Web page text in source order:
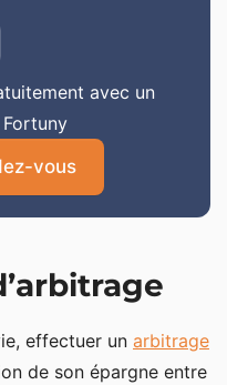
avec un
vous
effectuer un arbitrage
de son épargne entre